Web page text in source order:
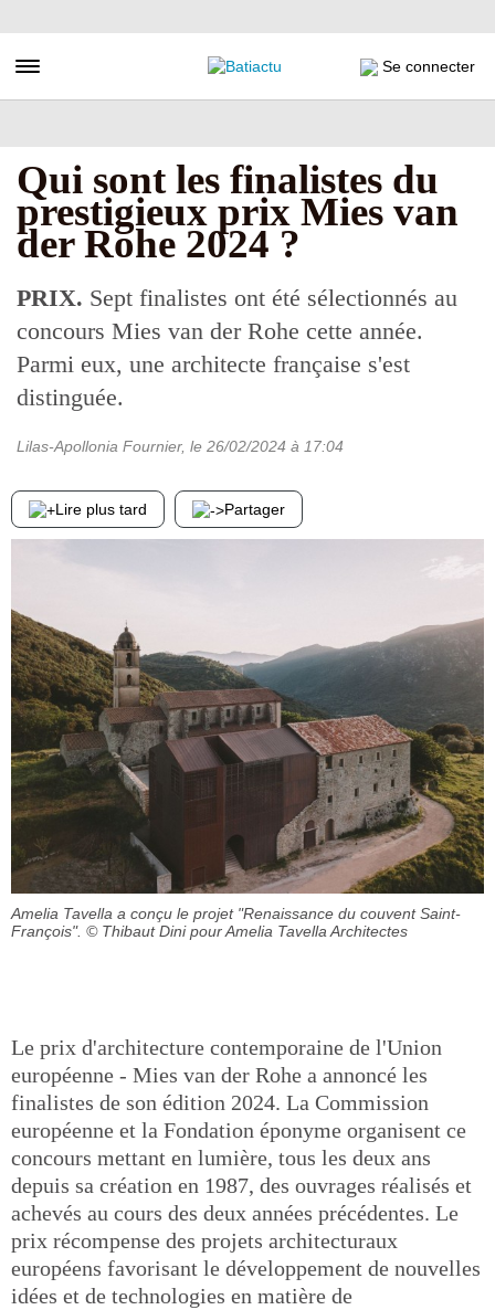
au
principal
Toggle navigation Se connecter
Qui sont les finalistes du
prestigieux prix Mies van
der Rohe 2024 ?
PRIX. Sept finalistes ont été sélectionnés au
concours Mies van der Rohe cette année.
Parmi eux, une architecte française s'est
distinguée.
Lilas-Apollonia Fournier, le 26/02/2024 à 17:04
Lire plus tard Partager
Amelia Tavella a conçu le projet "Renaissance du couvent Saint-
François". © Thibaut Dini pour Amelia Tavella Architectes
Le prix d'architecture contemporaine de l'Union
européenne - Mies van der Rohe a annoncé les
finalistes de son édition 2024. La Commission
européenne et la Fondation éponyme organisent ce
concours mettant en lumière, tous les deux ans
depuis sa création en 1987, des ouvrages réalisés et
achevés au cours des deux années précédentes. Le
prix récompense des projets architecturaux
européens favorisant le développement de nouvelles
idées et de technologies en matière de